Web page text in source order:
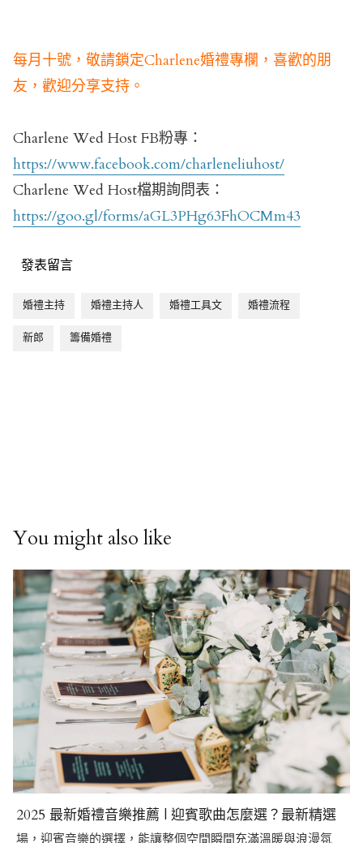
每月十號，敬請鎖定Charlene婚禮專欄，喜歡的朋
友，歡迎分享支持。
Charlene Wed Host FB粉專：
https://www.facebook.com/charleneliuhost/
Charlene Wed Host檔期詢問表：
https://goo.gl/forms/aGL3PHg63FhOCMm43
發表留言
婚禮主持 婚禮主持人 婚禮工具文 婚禮流程
新郎 籌備婚禮
You might also like
2025 最新婚禮音樂推薦 | 迎賓歌曲怎麼選？最新精選
場，迎賓音樂的選擇，能讓整個空間瞬間充滿溫暖與浪漫氛